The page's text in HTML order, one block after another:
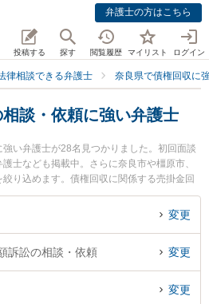
弁護士の方はこちら
投稿する 探す 閲覧履歴 マイリスト ログイン
律相談できる弁護士 奈良県で債権回収に
談・依頼に強い弁護士
い弁護士が28名見つかりました。初回面談
士なども掲載中。さらに奈良市や橿原市、
り込めます。債権回収に関係する売掛金回
等の細かな分野での絞り込み検索もでき便
井 茂久弁護士や南都総合法律事務所の山下
を今すぐに弁護士に相談したい』『少額訴
績豊富な近くの弁護士を検索したい』『初
を法律相談できる奈良県内の弁護士に相談
変更
訴訟の相談・依頼 変更
変更